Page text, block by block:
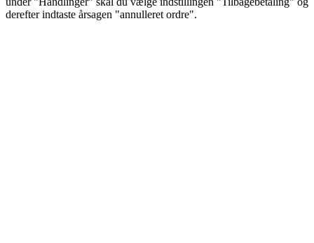
derefter indtaste årsagen "annulleret ordre".